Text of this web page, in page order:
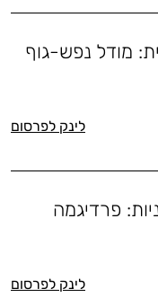
מודל נפש-גוף
לינק לפרסום
פרדיגמה
לינק לפרסום